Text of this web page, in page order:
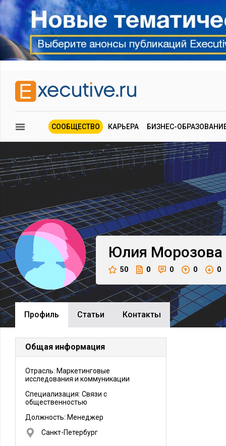
СООБЩЕСТВО КАРЬЕРА БИЗНЕС-
Юлия Морозова
50 0 0 0 0
Профиль Cтатьи Контакты
Общая информация
Отрасль: Маркетинговые
исследования и коммуникации
Специализация: Связи с
общественностью
Должность: Менеджер
Санкт-Петербург